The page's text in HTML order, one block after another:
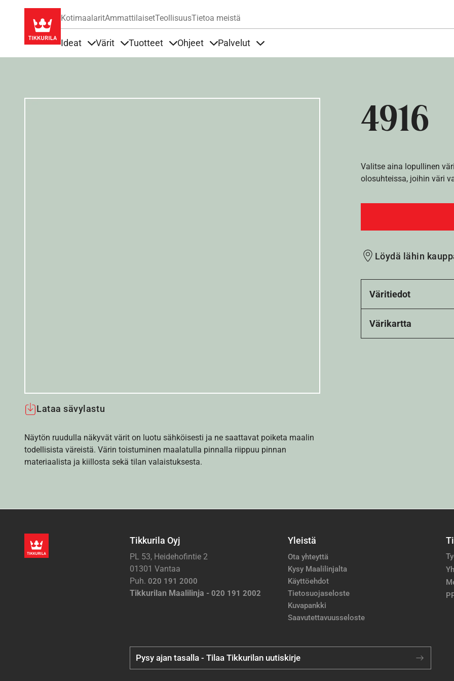
KotimaalaritAmmattilaisetTeollisuusTietoa meistä
Ideat Värit Tuotteet Ohjeet Palvelut
4916
Lataa sävylastu
Näytön ruudulla näkyvät värit on luotu sähköisesti ja ne saattavat poiketa maalin
todellisista väreistä. Värin toistuminen maalatulla pinnalla riippuu pinnan
materiaalista ja kiillosta sekä tilan valaistuksesta.
Valitse aina lopullinen
olosuhteissa, joihin väri
Löydä lähin
Väritiedot
Värikartta
Tikkurila Oyj
PL 53, Heidehofintie 2
01301 Vantaa
Puh. 020 191 2000
Tikkurilan Maalilinja - 020 191 2002
Yleistä
Ota yhteyttä
Kysy Maalilinjalta
Käyttöehdot
Tietosuojaseloste
Kuvapankki
Saavutettavuusseloste
Pysy ajan tasalla - Tilaa Tikkurilan uutiskirje